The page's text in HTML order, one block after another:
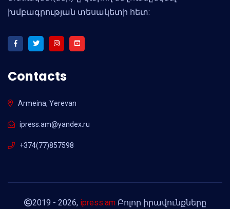
խմբագրության տեսակետի հետ:
Contacts
Armeina, Yerevan
ipress.am@yandex.ru
+374(77)857598
2019 - 2026, ipress.amԲոլոր իրավունքները